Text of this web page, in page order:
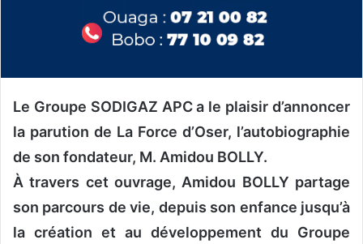
Le Groupe SODIGAZ APC a le plaisir d’annoncer
la parution de La Force d’Oser, l’autobiographie
de son fondateur, M. Amidou BOLLY.
À travers cet ouvrage, Amidou BOLLY partage
son parcours de vie, depuis son enfance jusqu’à
la création et au développement du Groupe